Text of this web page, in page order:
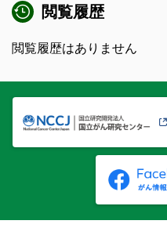
閲覧履歴
閲覧履歴はありません